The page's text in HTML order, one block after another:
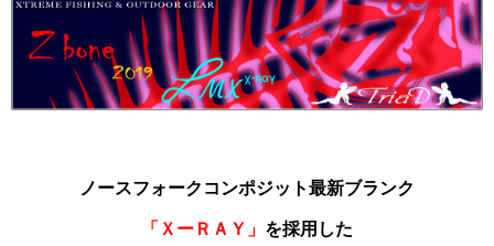
ノースフォークコンポジット最新ブランク
「ＸーＲＡＹ」 を採用した